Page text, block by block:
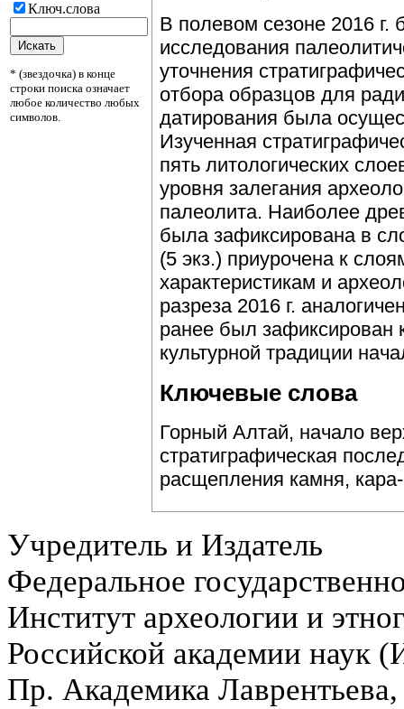
Ключ.слова
* (звездочка) в конце
строки поиска означает
любое количество любых
символов.
В полевом сезоне 2016 г.
исследования
уточнения
отбора образцов для
датирования была
Изученная
пять литологических
уровня залегания
палеолита. Наиболее
была зафиксирована в
(5 экз.) приурочена к
характеристикам и
разреза 2016 г.
ранее был зафиксирован
культурной традиции
Ключевые слова
Горный Алтай, начало
стратиграфическая
расщепления камня,
Учредитель и Издатель
Федеральное
Институт археологии и
Российской академии
Пр. Академика